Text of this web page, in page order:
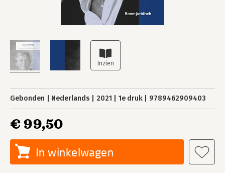
Gebonden Nederlands 2021 1e druk 9789462909403
€ 99,50
In winkelwagen